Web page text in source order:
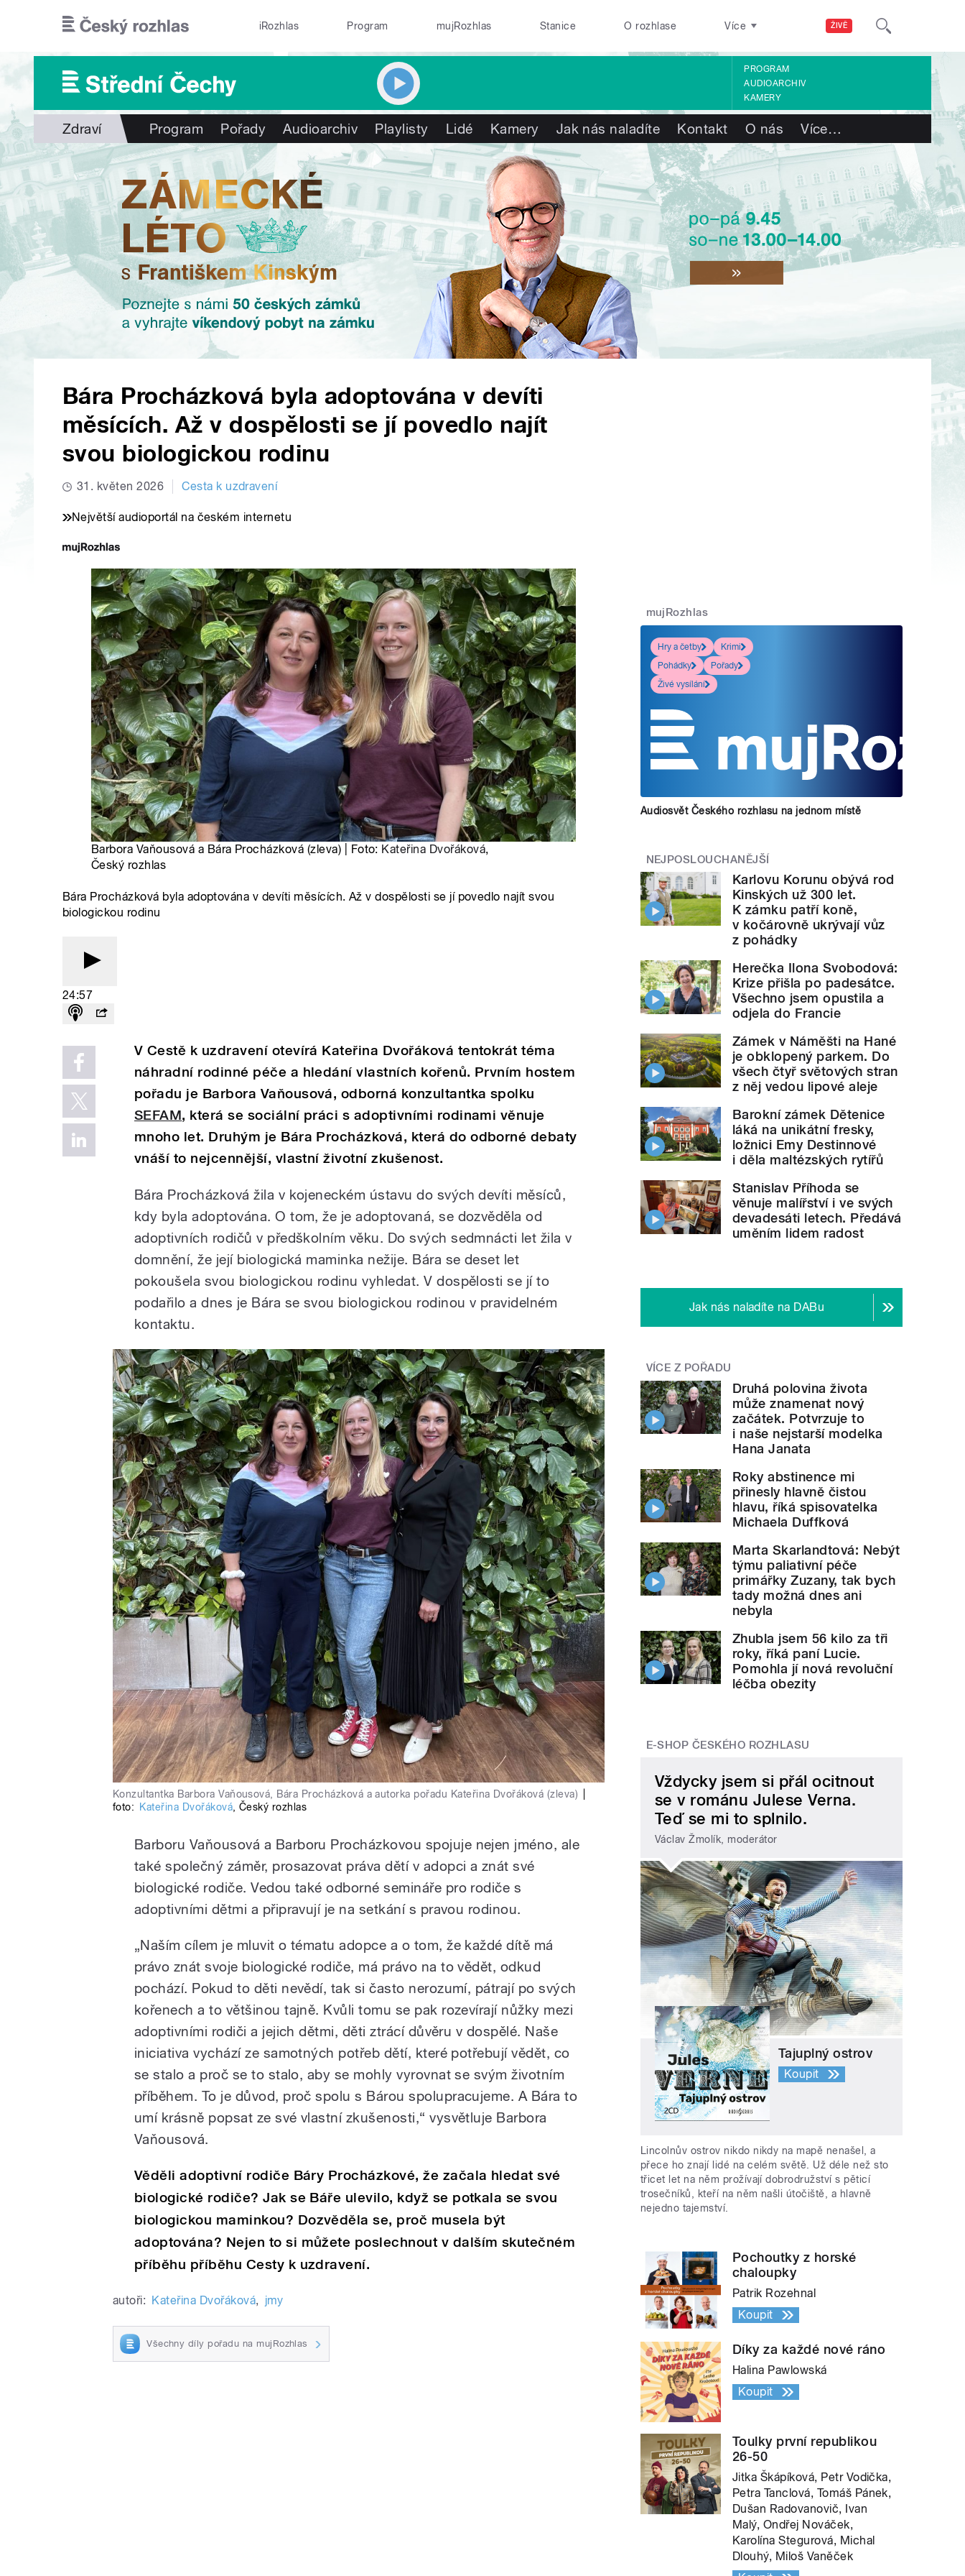
ŽIVĚ
iRozhlas Program mujRozhlas Stanice O rozhlase Více
PROGRAM
AUDIOARCHIV
KAMERY
Zdraví Program Pořady Audioarchiv Playlisty Lidé Kamery Jak nás naladíte Kontakt O nás Více…
Bára Procházková byla adoptována v devíti
měsících. Až v dospělosti se jí povedlo najít
svou biologickou rodinu
31. květen 2026 Cesta k uzdravení
Největší audioportál na českém internetu
Barbora Vaňousová a Bára Procházková (zleva) | Foto: Kateřina Dvořáková,
Český rozhlas
Bára Procházková byla adoptována v devíti měsících. Až v dospělosti se jí povedlo najít svou
biologickou rodinu
24:57
V Cestě k uzdravení otevírá Kateřina Dvořáková tentokrát téma
náhradní rodinné péče a hledání vlastních kořenů. Prvním hostem
pořadu je Barbora Vaňousová, odborná konzultantka spolku
SEFAM, která se sociální práci s adoptivními rodinami věnuje
mnoho let. Druhým je Bára Procházková, která do odborné debaty
vnáší to nejcennější, vlastní životní zkušenost.
Bára Procházková žila v kojeneckém ústavu do svých devíti měsíců,
kdy byla adoptována. O tom, že je adoptovaná, se dozvěděla od
adoptivních rodičů v předškolním věku. Do svých sedmnácti let žila v
domnění, že její biologická maminka nežije. Bára se deset let
pokoušela svou biologickou rodinu vyhledat. V dospělosti se jí to
podařilo a dnes je Bára se svou biologickou rodinou v pravidelném
kontaktu.
Konzultantka Barbora Vaňousová, Bára Procházková a autorka pořadu Kateřina Dvořáková (zleva)
foto:
Kateřina Dvořáková,Český rozhlas
Barboru Vaňousová a Barboru Procházkovou spojuje nejen jméno, ale
také společný záměr, prosazovat práva dětí v adopci a znát své
biologické rodiče. Vedou také odborné semináře pro rodiče s
adoptivními dětmi a připravují je na setkání s pravou rodinou.
„Naším cílem je mluvit o tématu adopce a o tom, že každé dítě má
právo znát svoje biologické rodiče, má právo na to vědět, odkud
pochází. Pokud to děti nevědí, tak si často nerozumí, pátrají po svých
kořenech a to většinou tajně. Kvůli tomu se pak rozevírají nůžky mezi
adoptivními rodiči a jejich dětmi, děti ztrácí důvěru v dospělé. Naše
iniciativa vychází ze samotných potřeb dětí, které potřebují vědět, co
se stalo a proč se to stalo, aby se mohly vyrovnat se svým životním
příběhem. To je důvod, proč spolu s Bárou spolupracujeme. A Bára to
umí krásně popsat ze své vlastní zkušenosti,“ vysvětluje Barbora
Vaňousová.
Věděli adoptivní rodiče Báry Procházkové, že začala hledat své
biologické rodiče? Jak se Báře ulevilo, když se potkala se svou
biologickou maminkou? Dozvěděla se, proč musela být
adoptována? Nejen to si můžete poslechnout v dalším skutečném
příběhu příběhu Cesty k uzdravení.
autoři: Kateřina Dvořáková, jmy
Všechny díly pořadu na mujRozhlas
mujRozhlas
Hry a četby
Krimi
Pohádky
Pořady
Živé vysílání
Audiosvět Českého rozhlasu na jednom místě
NEJPOSLOUCHANĚJŠÍ
Karlovu Korunu obývá rod
Kinských už 300 let.
K zámku patří koně,
v kočárovně ukrývají vůz
z pohádky
Herečka Ilona Svobodová:
Krize přišla po padesátce.
Všechno jsem opustila a
odjela do Francie
Zámek v Náměšti na Hané
je obklopený parkem. Do
všech čtyř světových stran
z něj vedou lipové aleje
Barokní zámek Dětenice
láká na unikátní fresky,
ložnici Emy Destinnové
i děla maltézských rytířů
Stanislav Příhoda se
věnuje malířství i ve svých
devadesáti letech. Předává
uměním lidem radost
Jak nás naladíte na DABu
VÍCE Z POŘADU
Druhá polovina života
může znamenat nový
začátek. Potvrzuje to
i naše nejstarší modelka
Hana Janata
Roky abstinence mi
přinesly hlavně čistou
hlavu, říká spisovatelka
Michaela Duffková
Marta Skarlandtová: Nebýt
týmu paliativní péče
primářky Zuzany, tak bych
tady možná dnes ani
nebyla
Zhubla jsem 56 kilo za tři
roky, říká paní Lucie.
Pomohla jí nová revoluční
léčba obezity
E-SHOP ČESKÉHO ROZHLASU
Vždycky jsem si přál ocitnout
se v románu Julese Verna.
Teď se mi to splnilo.
Václav Žmolík, moderátor
Tajuplný ostrov
Koupit
Lincolnův ostrov nikdo nikdy na mapě nenašel, a
přece ho znají lidé na celém světě. Už déle než sto
třicet let na něm prožívají dobrodružství s pěticí
trosečníků, kteří na něm našli útočiště, a hlavně
nejedno tajemství.
Pochoutky z horské
chaloupky
Patrik Rozehnal
Koupit
Díky za každé nové ráno
Halina Pawlowská
Koupit
Toulky první republikou
26-50
Jitka Škápíková, Petr Vodička,
Petra Tanclová, Tomáš Pánek,
Dušan Radovanovič, Ivan
Malý, Ondřej Nováček,
Karolína Stegurová, Michal
Dlouhý, Miloš Vaněček